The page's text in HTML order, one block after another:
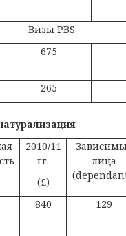
Визы PBS
675
265
2010/11
гг.
(£)
лица
840 129